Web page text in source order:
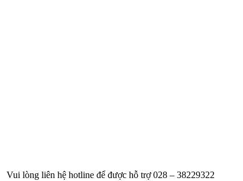
Vui lòng liên hệ hotline để được hỗ trợ028 – 38229322